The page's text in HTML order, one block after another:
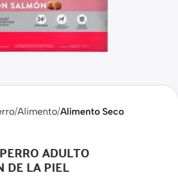
ampliar
Alimento Alimento Seco
ADULTO
DE LA PIEL